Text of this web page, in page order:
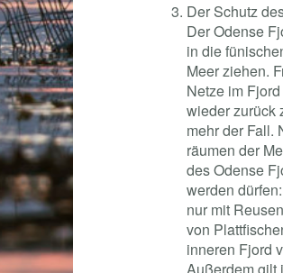
Der Schutz
Der Odense
in die
Meer ziehen.
Netze im
wieder zurück
mehr der Fall.
räumen der
des Odense
werden
nur mit
von
inneren Fjord